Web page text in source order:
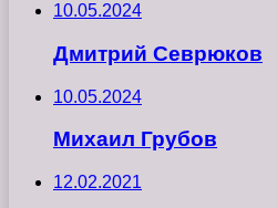
10.05.2024
Дмитрий Севрюков
10.05.2024
Михаил Грубов
12.02.2021